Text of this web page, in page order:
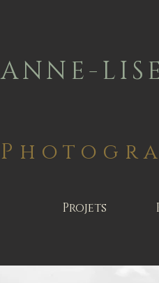
A N N E - L I S
Projets